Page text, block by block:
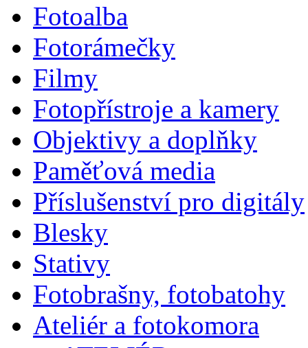
Fotoalba
Fotorámečky
Filmy
Fotopřístroje a kamery
Objektivy a doplňky
Paměťová media
Příslušenství pro digitály
Blesky
Stativy
Fotobrašny, fotobatohy
Ateliér a fotokomora